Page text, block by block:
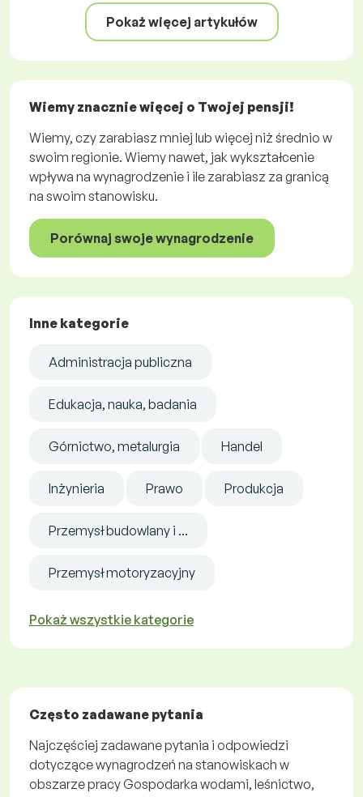
Pokaż więcej artykułów
Wiemy znacznie więcej o Twojej pensji!
Wiemy, czy zarabiasz mniej lub więcej niż średnio w
swoim regionie. Wiemy nawet, jak wykształcenie
wpływa na wynagrodzenie i ile zarabiasz za granicą
na swoim stanowisku.
Porównaj swoje wynagrodzenie
Inne kategorie
Administracja publiczna
Edukacja, nauka, badania
Górnictwo, metalurgia Handel
Inżynieria Prawo Produkcja
Przemysł budowlany i ...
Przemysł motoryzacyjny
Pokaż wszystkie kategorie
Często zadawane pytania
Najczęściej zadawane pytania i odpowiedzi
dotyczące wynagrodzeń na stanowiskach w
obszarze pracy Gospodarka wodami, leśnictwo,